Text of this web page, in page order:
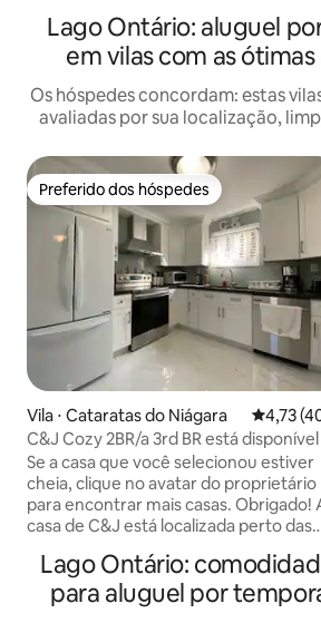
Lago Ontário: aluguel
em vilas com as
Os hóspedes concordam: estas
avaliadas por sua localização,
Preferido dos hóspedes
Preferido dos hóspedes
Vila ⋅ Cataratas do Niágara 4,73 de
4,73
C&J Cozy 2BR/a 3rd BR está disponível
um custo adicional
Se a casa que você selecionou estiver
cheia, clique no avatar do proprietário
para encontrar mais casas. Obrigado! A
casa de C&J está localizada perto das
Charmosa casa de férias,
nova e reformada. Cerca de 15
a pé do destino turístico das Cataratas
Lago Ontário:
para aluguel por